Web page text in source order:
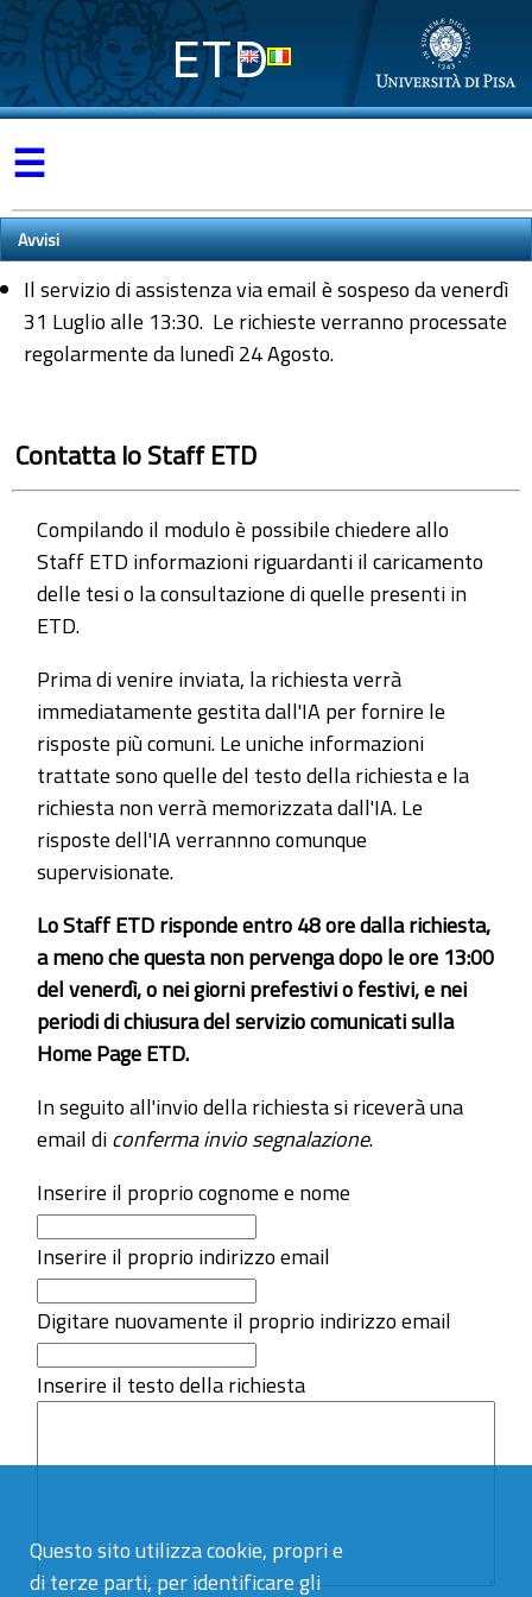
Questo sito utilizza cookie, propri e
di terze parti, per identificare gli
ETD
☰
Avvisi
Il servizio di assistenza via email è sospeso da venerdì
31 Luglio alle 13:30. Le richieste verranno processate
regolarmente da lunedì 24 Agosto.
Contatta lo Staff ETD
Compilando il modulo è possibile chiedere allo
Staff ETD informazioni riguardanti il caricamento
delle tesi o la consultazione di quelle presenti in
ETD.
Prima di venire inviata, la richiesta verrà
immediatamente gestita dall'IA per fornire le
risposte più comuni. Le uniche informazioni
trattate sono quelle del testo della richiesta e la
richiesta non verrà memorizzata dall'IA. Le
risposte dell'IA verrannno comunque
supervisionate.
Lo Staff ETD risponde entro 48 ore dalla richiesta,
a meno che questa non pervenga dopo le ore 13:00
del venerdì, o nei giorni prefestivi o festivi, e nei
periodi di chiusura del servizio comunicati sulla
Home Page ETD.
In seguito all'invio della richiesta si riceverà una
email diconferma invio segnalazione.
Inserire il proprio cognome e nome
Inserire il proprio indirizzo email
Digitare nuovamente il proprio indirizzo email
Inserire il testo della richiesta